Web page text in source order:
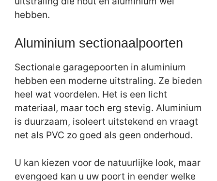
hebben.
Aluminium sectionaalpoorten
Sectionale garagepoorten in aluminium
hebben een moderne uitstraling. Ze bieden
heel wat voordelen. Het is een licht
materiaal, maar toch erg stevig. Aluminium
is duurzaam, isoleert uitstekend en vraagt
net als PVC zo goed als geen onderhoud.
U kan kiezen voor de natuurlijke look, maar
evengoed kan u uw poort in eender welke